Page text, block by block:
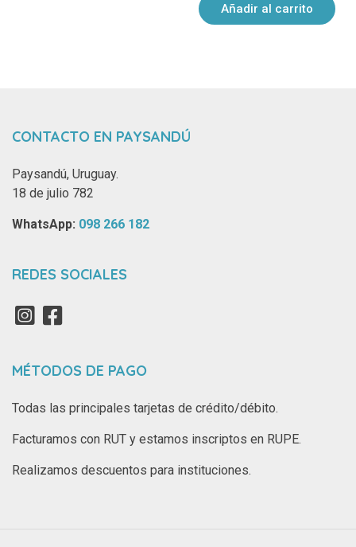
Añadir al carrito
CONTACTO EN PAYSANDÚ
Paysandú, Uruguay.
18 de julio 782
WhatsApp: ‪ 098 266 182‬
REDES SOCIALES
MÉTODOS DE PAGO
Todas las principales tarjetas de crédito/débito.
Facturamos con RUT y estamos inscriptos en RUPE.
Realizamos descuentos para instituciones.